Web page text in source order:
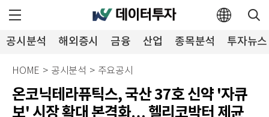
공시분석 해외증시 금융 산업 종목분석 투자뉴스
HOME > 공시분석 > 주요공시
온코닉테라퓨틱스, 국산 37호 신약 '자큐
보' 시장 확대 본격화… 헬리코박터 제균